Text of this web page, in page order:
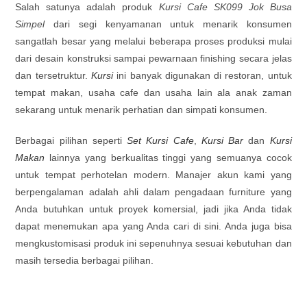
Salah satunya adalah produk Kursi Cafe SK099 Jok Busa
Simpeldari segi kenyamanan untuk menarik konsumen
sangatlah besar yang melalui beberapa proses produksi mulai
dari desain konstruksi sampai pewarnaan finishing secara jelas
dan tersetruktur. Kursiini banyak digunakan di restoran, untuk
tempat makan, usaha cafe dan usaha lain ala anak zaman
sekarang untuk menarik perhatian dan simpati konsumen.
Berbagai pilihan sepertiSet Kursi Cafe, Kursi Bar dan Kursi
Makan lainnya yang berkualitas tinggi yang semuanya cocok
untuk tempat perhotelan modern. Manajer akun kami yang
berpengalaman adalah ahli dalam pengadaan furniture yang
Anda butuhkan untuk proyek komersial, jadi jika Anda tidak
dapat menemukan apa yang Anda cari di sini. Anda juga bisa
mengkustomisasi produk ini sepenuhnya sesuai kebutuhan dan
masih tersedia berbagai pilihan.